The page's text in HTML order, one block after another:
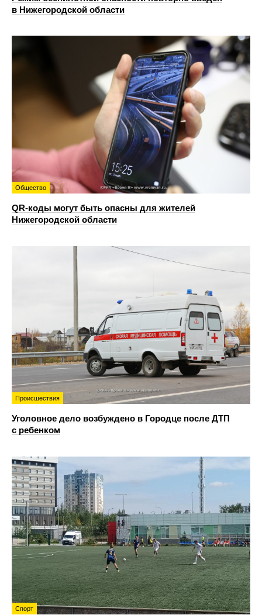
в Нижегородской области
Общество
QR-коды могут быть опасны для жителей
Нижегородской области
Происшествия
Уголовное дело возбуждено в Городце после ДТП
с ребенком
Спорт